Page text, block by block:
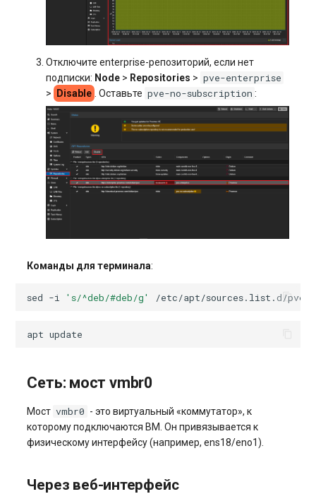
Отключите enterprise-репозиторий, если нет
подписки: Node> Repositories > pve-enterprise
> Disable . Оставьте pve-no-subscription :
Команды для терминала:
sed -i 's/^deb/#deb/g' /etc/apt/sources.list.d/
apt
Сеть: мост vmbr0
Мост vmbr0 - это виртуальный «коммутатор», к
которому подключаются ВМ. Он привязывается к
физическому интерфейсу (например, ens18/eno1).
Через веб-интерфейс